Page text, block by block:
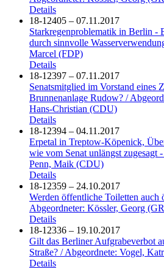
Details
18-12405 – 07.11.2017
Starkregenproblematik in Berlin -
durch sinnvolle
Marcel (FDP)
Details
18-12397 – 07.11.2017
Senatsmitglied im Vorstand eines
Brunnenanlage Rudow? /
Hans-Christian (CDU)
Details
18-12394 – 04.11.2017
Erpetal in Treptow-Köpenick,
wie vom Senat unlängst zugesagt
Penn, Maik (CDU)
Details
18-12359 – 24.10.2017
Werden öffentliche Toiletten auch
Abgeordneter: Kössler, Georg
Details
18-12336 – 19.10.2017
Gilt das Berliner Aufgrabeverbot
Straße? / Abgeordnete: Vogel,
Details